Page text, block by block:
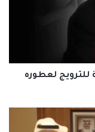
حملة للترويج لعطوره